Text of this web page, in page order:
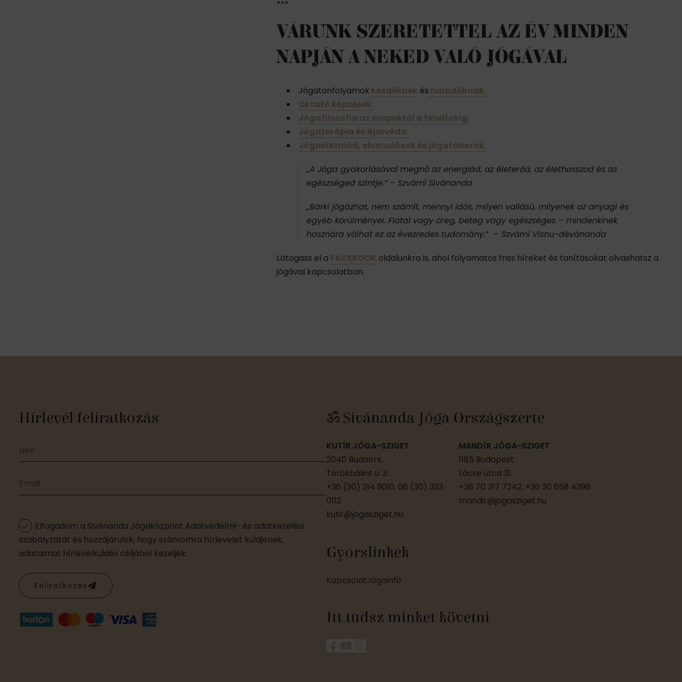
***
VÁRUNK SZERETETTEL AZ ÉV MINDEN
NAPJÁN A NEKED VALÓ JÓGÁVAL
Jógatanfolyamok kezdőknek és haladóknak.
Oktató képzések.
Jógafilozófia az alapoktól a felsőfokig.
Jógaterápia és ájurvéda.
Jógaéletmód, elvonulások és jógatáborok.
„A Jóga gyakorlásával megnő az energiád, az életerőd, az élethosszod és az
egészséged szintje.” – Szvámí Sivánanda
„Bárki jógázhat, nem számít, mennyi idős, milyen vallású, milyenek az anyagi és
egyéb körülményei. Fiatal vagy öreg, beteg vagy egészséges – mindenkinek
hasznára válhat ez az évezredes tudomány.” – Szvámí Visnu-dévánanda
Látogass el a FACEBOOK oldalunkra is, ahol folyamatos friss híreket és tanításokat olvashatsz a
jógával kapcsolatban.
Hírlevél feliratkozás
Elfogadom a Sivánanda Jógaközpont Adatvédelmi- és adatkezelési
szabályzatát és hozzájárulok, hogy számomra hírlevelet küldjenek,
adataimat hírlevélküldés céljából kezeljék.
Feliratkozás
ॐ Sivánanda Jóga Országszerte
KUTÍR JÓGA-SZIGET
2040 Budaörs,
Törökbálint u. 3.
+36 (30) 214 9010, 06 (30) 333
0112
kutir@jogasziget.hu
MANDÍR JÓGA-SZIGET
1185 Budapest
Lőcse utca 31.
+36 70 317 7242, +36 30 658 4396
mandir@jogasziget.hu
Gyorslinkek
KapcsolatJógainfó
Itt tudsz minket követni